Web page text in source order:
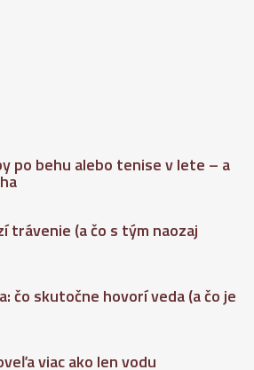
po behu alebo tenise v lete – a
trávenie (a čo s tým naozaj
čo skutočne hovorí veda (a čo je
viac ako len vodu